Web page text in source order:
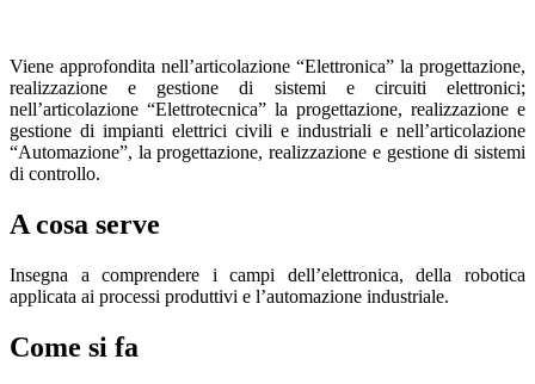
Viene approfondita nell’articolazione “Elettronica” la progettazione,
realizzazione e gestione di sistemi e circuiti elettronici;
nell’articolazione “Elettrotecnica” la progettazione, realizzazione e
gestione di impianti elettrici civili e industriali e nell’articolazione
“Automazione”, la progettazione, realizzazione e gestione di sistemi
di controllo.
A cosa serve
Insegna a comprendere i campi dell’elettronica, della robotica
applicata ai processi produttivi e l’automazione industriale.
Come si fa